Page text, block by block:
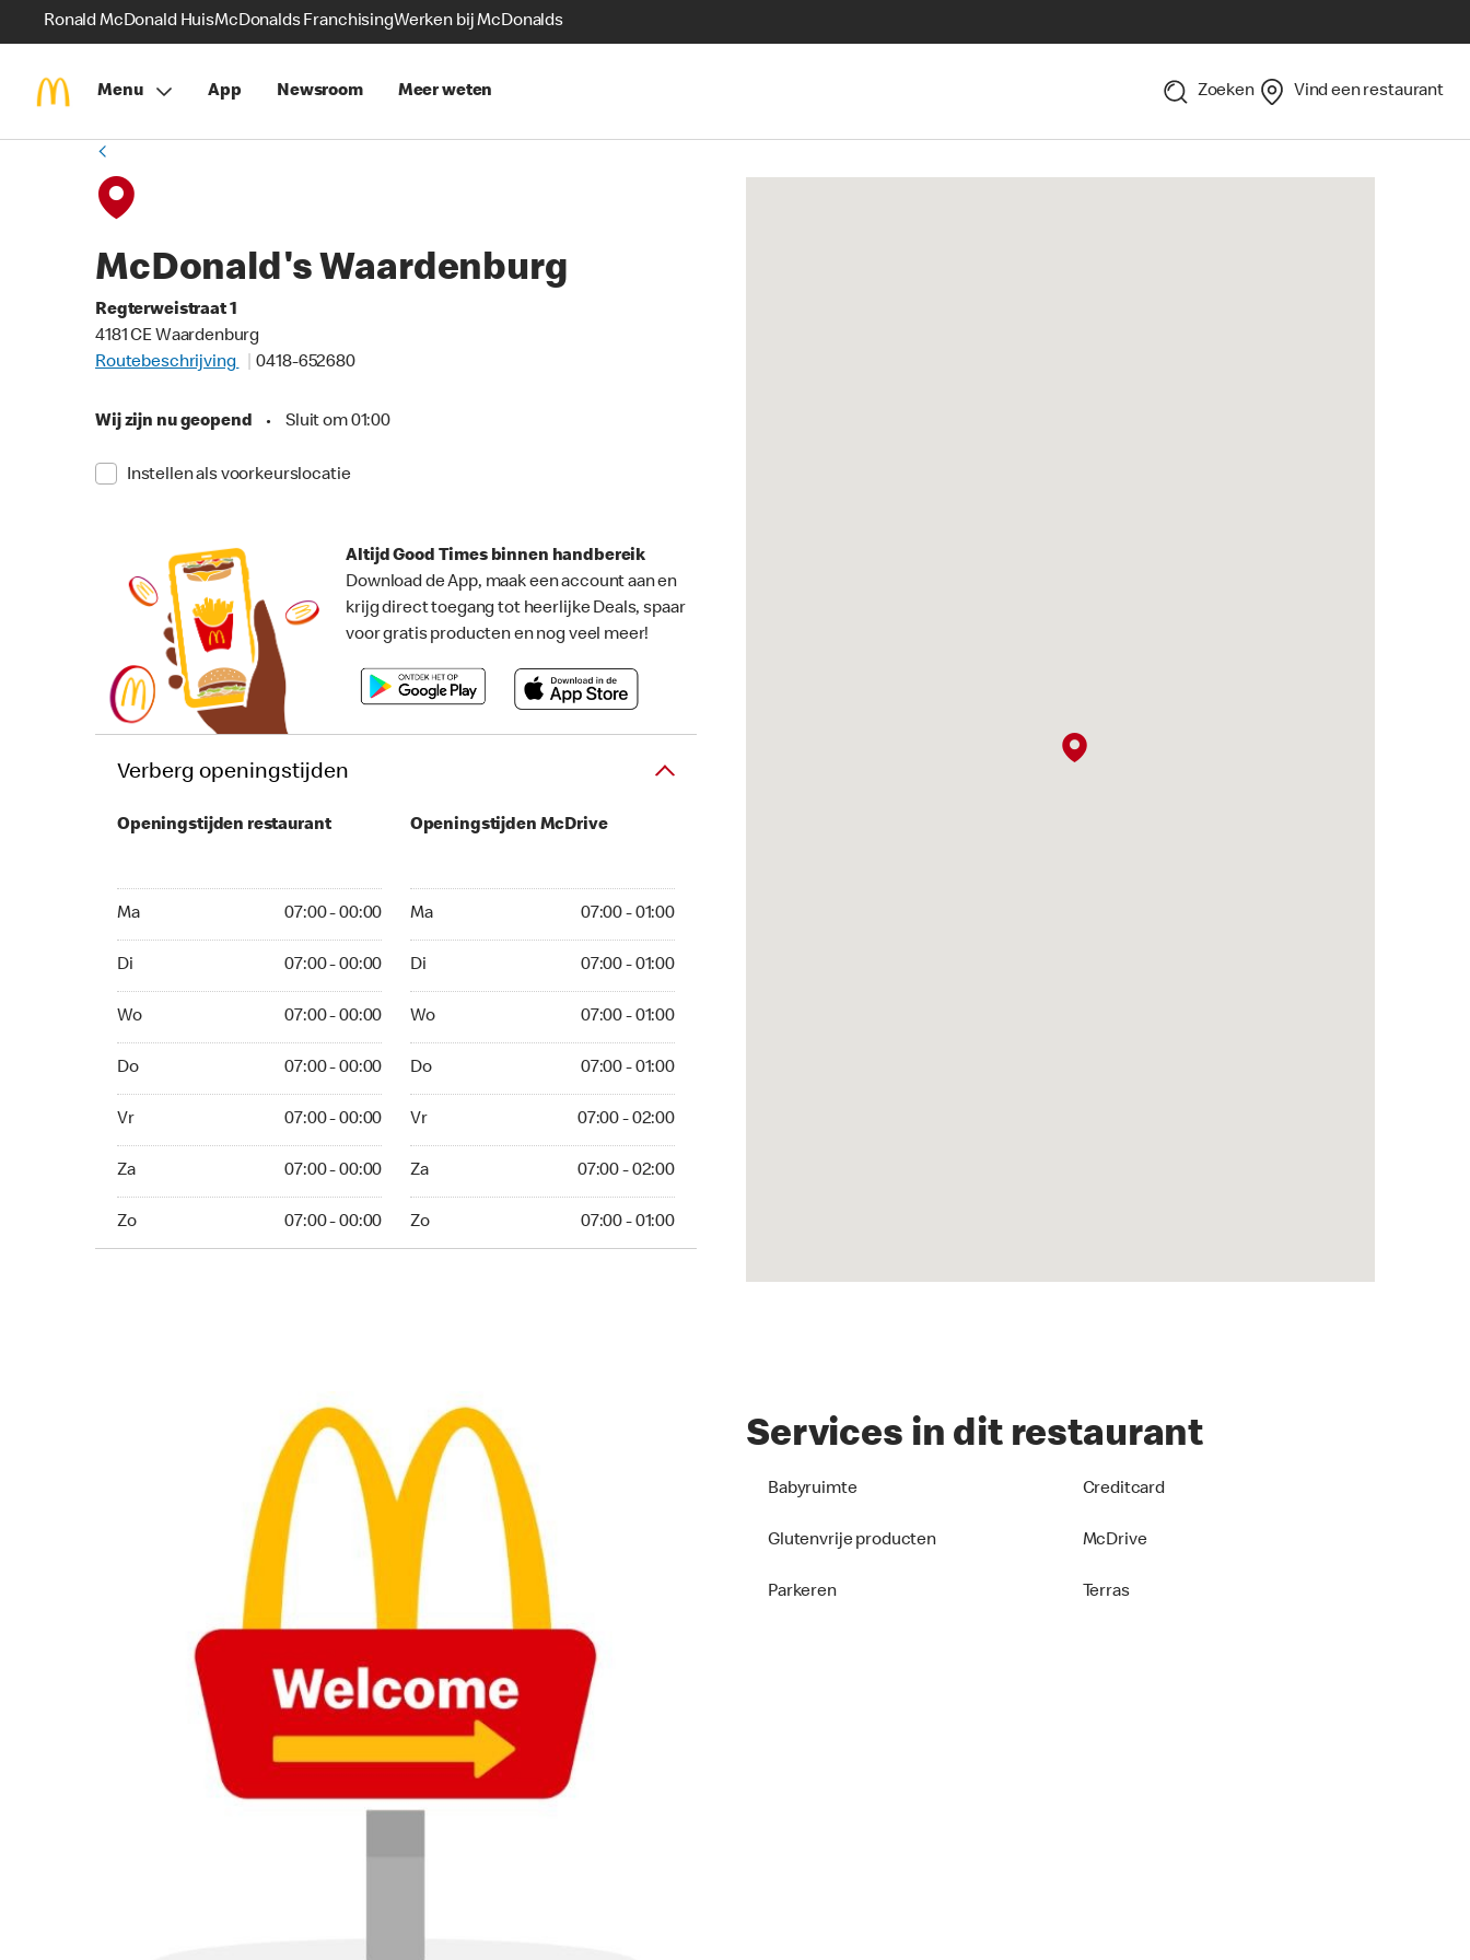
Ronald McDonald HuisMcDonalds FranchisingWerken bij McDonalds
Menu App Newsroom Meer weten Zoeken Vind een restaurant
McDonald's Waardenburg
Regterweistraat 1
4181 CE Waardenburg
Routebeschrijving
0418-652680
Wij zijn nu geopend • Sluit om 01:00
Instellen als voorkeurslocatie
Altijd Good Times binnen handbereik
Download de App, maak een account aan en
krijg direct toegang tot heerlijke Deals, spaar
voor gratis producten en nog veel meer!
Verberg openingstijden
Openingstijden restaurant
Ma 07:00 - 00:00
Di 07:00 - 00:00
Wo 07:00 - 00:00
Do 07:00 - 00:00
Vr 07:00 - 00:00
Za 07:00 - 00:00
Zo 07:00 - 00:00
Openingstijden McDrive
Ma 07:00 - 01:00
Di 07:00 - 01:00
Wo 07:00 - 01:00
Do 07:00 - 01:00
Vr 07:00 - 02:00
Za 07:00 - 02:00
Zo 07:00 - 01:00
Services in dit restaurant
Babyruimte Creditcard
Glutenvrije producten McDrive
Parkeren Terras